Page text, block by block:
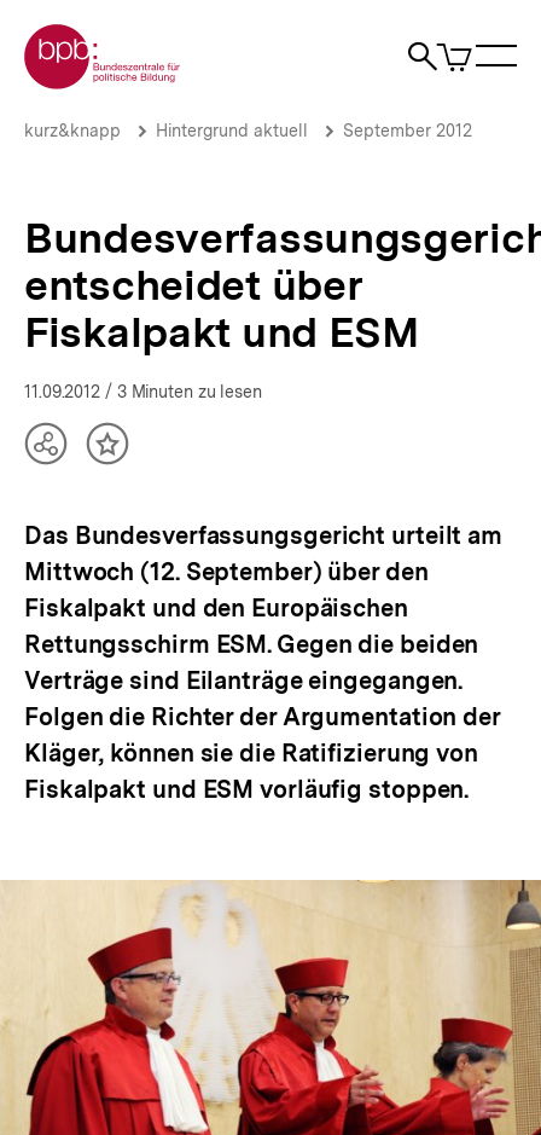
zum
Seiteninhalt
springen
Zur Startseite der bpb
Suche
Artikel
im
Bundesverfassungsgericht
und
ESM
Hintergrund
aktuell
Brotkrümelnavigation
Pfadnavigation
kurz&knapp Hintergrund aktuell September 2012
entscheidet über
Fiskalpakt und ESM
11.09.2012 / 3 Minuten zu lesen
TeilenInhalt
Das Bundesverfassungsgericht urteilt am
Mittwoch (12. September) über den
Fiskalpakt und den Europäischen
Rettungsschirm ESM. Gegen die beiden
Verträge sind Eilanträge eingegangen.
Folgen die Richter der Argumentation der
Kläger, können sie die Ratifizierung von
Fiskalpakt und ESM vorläufig stoppen.